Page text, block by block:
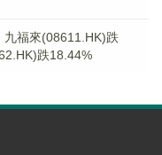
九福來(08611.HK)跌
跌18.44%